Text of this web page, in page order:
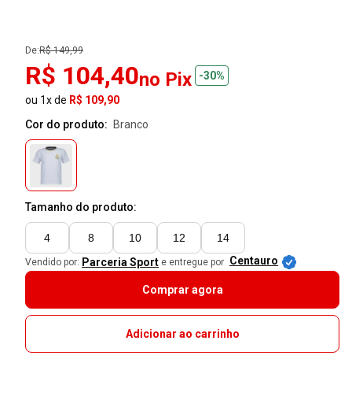
De:R$ 149,99
R$ 104,40no Pix
-30%
ou 1x de R$ 109,90
Cor do produto:
branco
Tamanho do produto:
4 8 10 12 14
Vendido por: Parceria Sport e entregue por Centauro
Comprar agora
Adicionar ao carrinho